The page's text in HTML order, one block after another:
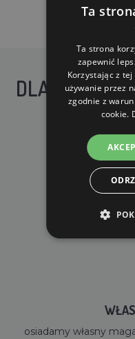
DLACZEGO
dla
osiadamy własny
Ta
Ta strona
zapewnić
Korzystając z
używanie przez
zgodnie z
cookie.